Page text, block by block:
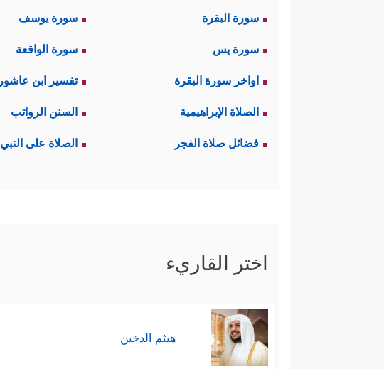
سورة البقرة سورة يوسف
سورة يس سورة الواقعة
اواخر سورة البقرة تفسير ابن عاشور
الصلاة الإبراهيمية السنن الرواتب
فضائل صلاة الفجر الصلاة على النبي
اختر القاريء
هيثم الدخين